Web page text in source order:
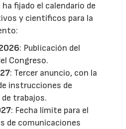
fijado el calendario de
y científicos para la
: Publicación del
Congreso.
: Tercer anuncio, con la
instrucciones de
trabajos.
: Fecha límite para el
de comunicaciones